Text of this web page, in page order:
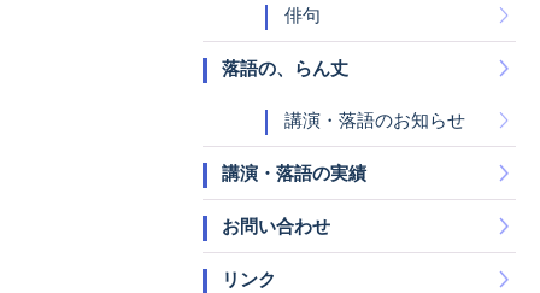
俳句
落語の、らん丈
講演・落語のお知らせ
講演・落語の実績
お問い合わせ
リンク